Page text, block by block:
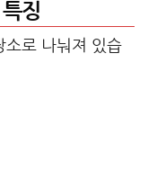
징
소로 나눠져 있습